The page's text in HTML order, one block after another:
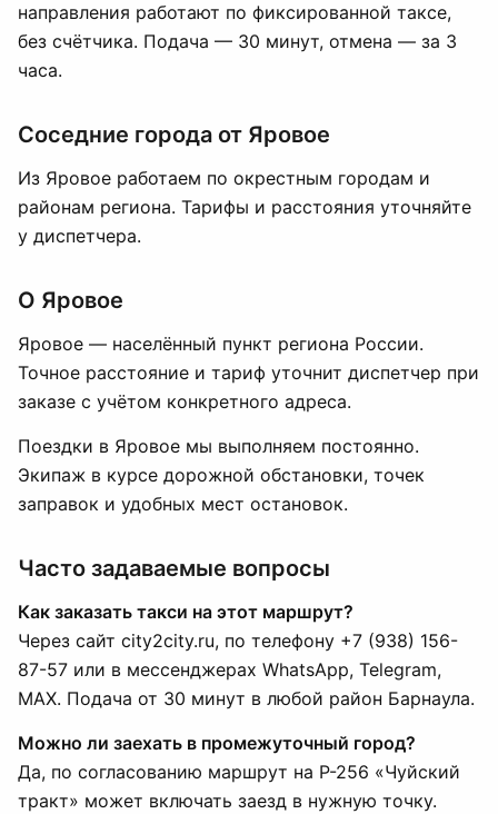
направления работают по фиксированной таксе,
без счётчика. Подача — 30 минут, отмена — за 3
часа.
Соседние города от Яровое
Из Яровое работаем по окрестным городам и
районам региона. Тарифы и расстояния уточняйте
у диспетчера.
О Яровое
Яровое — населённый пункт региона России.
Точное расстояние и тариф уточнит диспетчер при
заказе с учётом конкретного адреса.
Поездки в Яровое мы выполняем постоянно.
Экипаж в курсе дорожной обстановки, точек
заправок и удобных мест остановок.
Часто задаваемые вопросы
Как заказать такси на этот маршрут?
Через сайт city2city.ru, по телефону +7 (938) 156-
87-57 или в мессенджерах WhatsApp, Telegram,
MAX. Подача от 30 минут в любой район Барнаула.
Можно ли заехать в промежуточный город?
Да, по согласованию маршрут на Р-256 «Чуйский
тракт» может включать заезд в нужную точку.